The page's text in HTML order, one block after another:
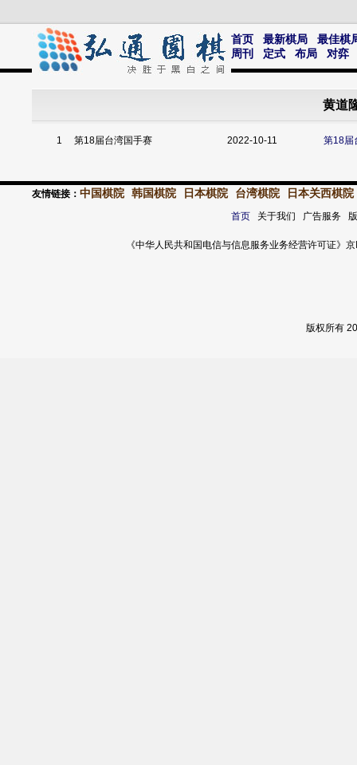
首页 最新棋局
最佳棋
周刊
定式 布局 对弈
黄道
1 第18届台湾国手赛 2022-10-11 第18届
友情链接： 中国棋院 韩国棋院 日本棋院 台湾棋院 日本关西棋院
首页关于我们 广告服务
《中华人民共和国电信与信息服务业务经营许可证
版权所有